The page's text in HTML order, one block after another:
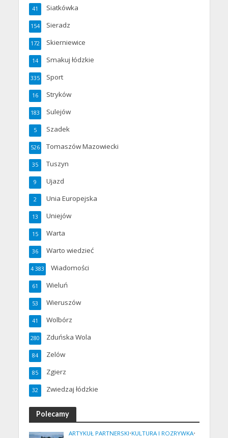
Siatkówka
41
Sieradz
154
Skierniewice
172
Smakuj łódzkie
14
Sport
335
Stryków
16
Sulejów
183
Szadek
5
Tomaszów Mazowiecki
526
Tuszyn
35
Ujazd
9
Unia Europejska
2
Uniejów
13
Warta
15
Warto wiedzieć
36
Wiadomości
4 383
Wieluń
61
Wieruszów
53
Wolbórz
41
Zduńska Wola
280
Zelów
84
Zgierz
85
Zwiedzaj łódzkie
32
Polecamy
ARTYKUŁ PARTNERSKI•KULTURA I ROZRYWKA•